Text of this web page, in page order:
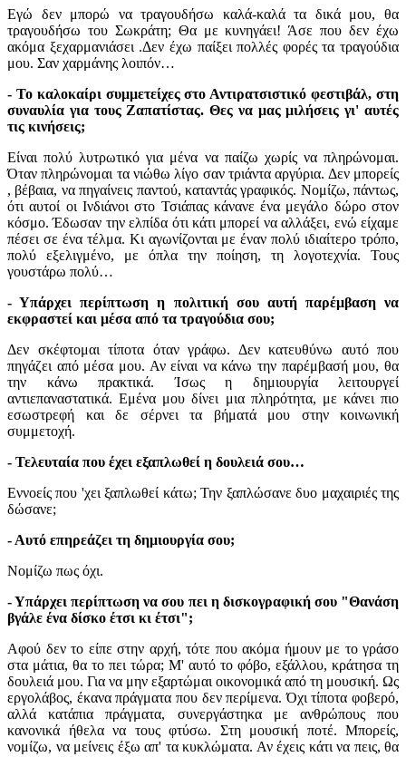
Εγώ δεν μπορώ να τραγουδήσω καλά-καλά τα δικά μου, θα
τραγουδήσω του Σωκράτη; Θα με κυνηγάει! Άσε που δεν έχω
ακόμα ξεχαρμανιάσει .Δεν έχω παίξει πολλές φορές τα τραγούδια
μου. Σαν χαρμάνης λοιπόν…
- Το καλοκαίρι συμμετείχες στο Αντιρατσιστικό φεστιβάλ, στη
συναυλία για τους Ζαπατίστας. Θες να μας μιλήσεις γι' αυτές
τις κινήσεις;
Είναι πολύ λυτρωτικό για μένα να παίζω χωρίς να πληρώνομαι.
Όταν πληρώνομαι τα νιώθω λίγο σαν τριάντα αργύρια. Δεν μπορείς
, βέβαια, να πηγαίνεις παντού, καταντάς γραφικός. Νομίζω, πάντως,
ότι αυτοί οι Ινδιάνοι στο Τσιάπας κάνανε ένα μεγάλο δώρο στον
κόσμο. Έδωσαν την ελπίδα ότι κάτι μπορεί να αλλάξει, ενώ είχαμε
πέσει σε ένα τέλμα. Κι αγωνίζονται με έναν πολύ ιδιαίτερο τρόπο,
πολύ εξελιγμένο, με όπλα την ποίηση, τη λογοτεχνία. Τους
γουστάρω πολύ…
- Υπάρχει περίπτωση η πολιτική σου αυτή παρέμβαση να
εκφραστεί και μέσα από τα τραγούδια σου;
Δεν σκέφτομαι τίποτα όταν γράφω. Δεν κατευθύνω αυτό που
πηγάζει από μέσα μου. Αν είναι να κάνω την παρέμβασή μου, θα
την κάνω πρακτικά. Ίσως η δημιουργία λειτουργεί
αντιεπαναστατικά. Εμένα μου δίνει μια πληρότητα, με κάνει πιο
εσωστρεφή και δε σέρνει τα βήματά μου στην κοινωνική
συμμετοχή.
- Τελευταία που έχει εξαπλωθεί η δουλειά σου…
Εννοείς που 'χει ξαπλωθεί κάτω; Την ξαπλώσανε δυο μαχαιριές της
δώσανε;
- Αυτό επηρεάζει τη δημιουργία σου;
Νομίζω πως όχι.
- Υπάρχει περίπτωση να σου πει η δισκογραφική σου "Θανάση
βγάλε ένα δίσκο έτσι κι έτσι";
Αφού δεν το είπε στην αρχή, τότε που ακόμα ήμουν με το γράσο
στα μάτια, θα το πει τώρα; Μ' αυτό το φόβο, εξάλλου, κράτησα τη
δουλειά μου. Για να μην εξαρτώμαι οικονομικά από τη μουσική. Ως
εργολάβος, έκανα πράγματα που δεν περίμενα. Όχι τίποτα φοβερό,
αλλά κατάπια πράγματα, συνεργάστηκα με ανθρώπους που
κανονικά ήθελα να τους φτύσω. Στη μουσική ποτέ. Μπορείς,
νομίζω, να μείνεις έξω απ' τα κυκλώματα. Αν έχεις κάτι να πεις, θα